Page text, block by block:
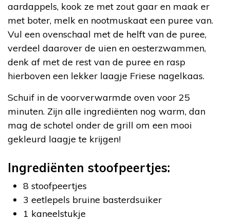
aardappels, kook ze met zout gaar en maak er
met boter, melk en nootmuskaat een puree van.
Vul een ovenschaal met de helft van de puree,
verdeel daarover de uien en oesterzwammen,
denk af met de rest van de puree en rasp
hierboven een lekker laagje Friese nagelkaas.
Schuif in de voorverwarmde oven voor 25
minuten. Zijn alle ingrediënten nog warm, dan
mag de schotel onder de grill om een mooi
gekleurd laagje te krijgen!
Ingrediënten stoofpeertjes:
8 stoofpeertjes
3 eetlepels bruine basterdsuiker
1 kaneelstukje